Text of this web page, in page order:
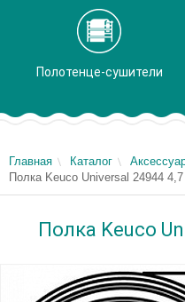
Полотенце-сушители
Главная Каталог
Полка Keuco Universal 24944
Полка Keuco